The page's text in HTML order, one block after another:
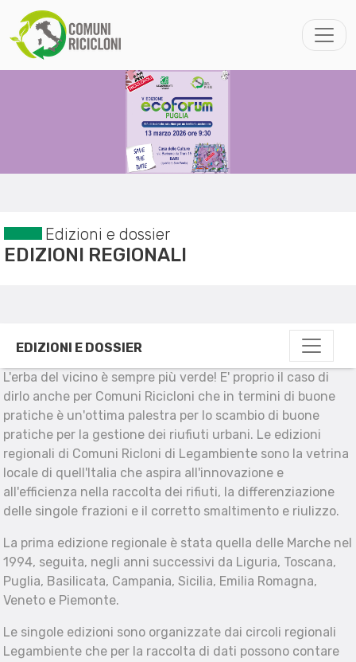
Edizioni e dossier
EDIZIONI REGIONALI
EDIZIONI E DOSSIER
L'erba del vicino è sempre più verde! E' proprio il caso di
dirlo anche per Comuni Ricicloni che in termini di buone
pratiche è un'ottima palestra per lo scambio di buone
pratiche per la gestione dei riufiuti urbani. Le edizioni
regionali di Comuni Ricloni di Legambiente sono la vetrina
locale di quell'Italia che aspira all'innovazione e
all'efficienza nella raccolta dei rifiuti, la differenziazione
delle singole frazioni e il corretto smaltimento e riulizzo.
La prima edizione regionale è stata quella delle Marche nel
1994, seguita, negli anni successivi da Liguria, Toscana,
Puglia, Basilicata, Campania, Sicilia, Emilia Romagna,
Veneto e Piemonte.
Le singole edizioni sono organizzate dai circoli regionali
Legambiente che per la raccolta di dati possono contare